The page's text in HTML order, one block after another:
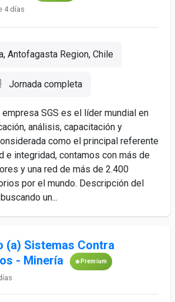
4 días
Antofagasta Region, Chile
Jornada completa
SGS es el líder mundial en
análisis, capacitación y
como el principal referente
e integridad, contamos con más de
y una red de más de 2.400
por el mundo. Descripción del
un...
(a) Sistemas Contra
- Minería
Premium